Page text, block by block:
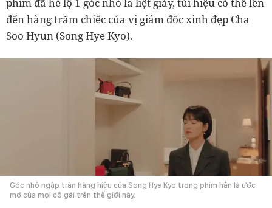
đến hàng trăm chiếc của vị giám đốc xinh đẹp Cha
Soo Hyun (Song Hye Kyo).
Góc nhỏ ngập tràn hàng hiệu của Song Hye Kyo trong phim hẳn là ước
mơ của mọi cô gái trên thế giới này.